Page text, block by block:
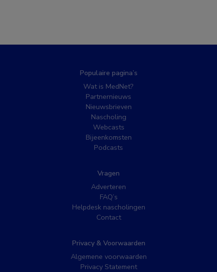
Populaire pagina’s
Wat is MedNet?
Partnernieuws
Nieuwsbrieven
Nascholing
Webcasts
Bijeenkomsten
Podcasts
Vragen
Adverteren
FAQ’s
Helpdesk nascholingen
Contact
Privacy & Voorwaarden
Algemene voorwaarden
Privacy Statement